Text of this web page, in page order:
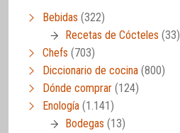
Bebidas (322)
Recetas de Cócteles (33)
Chefs (703)
Diccionario de cocina (800)
Dónde comprar (124)
Enología (1.141)
Bodegas (13)